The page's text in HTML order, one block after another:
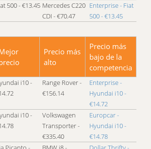
500 - €13.45 Mercedes C220
CDI - €70.47
Enterprise - Fiat
500 - €13.45
Precio más
alto
Precio más
bajo de la
competencia
i10 -
Range Rover -
€156.14
Enterprise -
Hyundai i10 -
€14.72
i10 -
Volkswagen
Transporter -
€335.40
Europcar -
Hyundai i10 -
€14.78